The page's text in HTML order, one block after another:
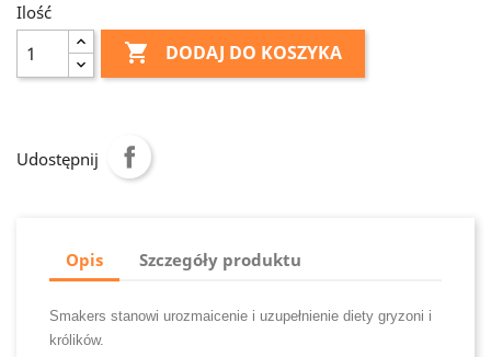
Ilość
 DODAJ DO KOSZYKA
Udostępnij
Opis Szczegóły produktu
Smakers stanowi urozmaicenie i uzupełnienie diety gryzoni i
królików.